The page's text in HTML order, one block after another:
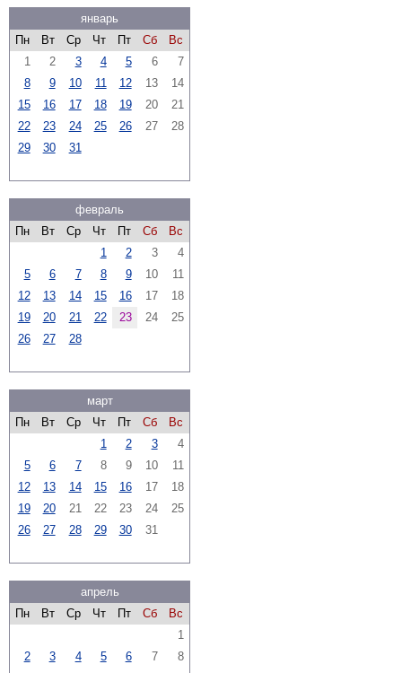
январь
Пн
Вт Ср Чт Пт Сб
Вс
1
2 3 4 5 6
7
8
9 10 11 12 13
14
15
16 17 18 19 20
21
22
23 24 25 26 27
28
29
30 31
февраль
Пн
Вт Ср Чт Пт Сб
Вс
1
2 3
4
5
6 7 8 9 10
11
12
13 14 15 16 17
18
19
20 21 22 23 24
25
26
27 28
март
Пн
Вт Ср Чт Пт Сб
Вс
1
2 3
4
5
6 7 8 9 10
11
12
13 14 15 16 17
18
19
20 21 22 23 24
25
26
27 28 29 30 31
апрель
Пн
Вт Ср Чт Пт Сб
Вс
1
2
3 4 5 6 7
8